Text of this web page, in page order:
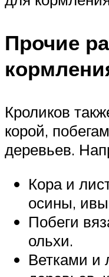
Прочие
Кроликов
корой,
деревьев.
Кора и
осины,
Побеги
ольхи.
Ветками и